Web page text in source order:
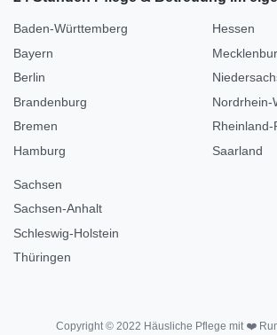
Baden-Württemberg
Bayern
Berlin
Brandenburg
Bremen
Hamburg
Hessen
Nordrhein-
Rheinland-
Saarland
Sachsen
Sachsen-Anhalt
Schleswig-Holstein
Thüringen
Copyright © 2022 Häusliche Pflege mit ❤️